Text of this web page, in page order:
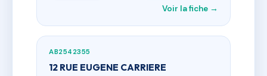
Voir la fiche →
AB2542355
12 RUE EUGENE CARRIERE